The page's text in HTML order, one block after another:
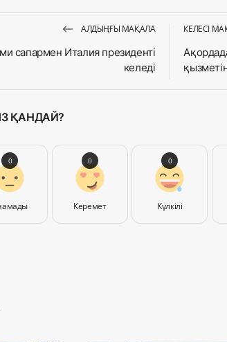
АЛДЫҢҒЫ МАҚАЛА
сапармен Италия президенті
келеді
КЕЛЕСІ
ҚАНДАЙ?
0
Керемет
0
Күлкілі
0